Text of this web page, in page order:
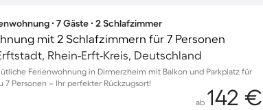
∙ 7 Gäste ∙ 2 Schlafzimmer
mit 2 Schlafzimmern für 7 Personen
Rhein-Erft-Kreis, Deutschland
Ferienwohnung in Dirmerzheim mit Balkon und Parkplatz für
7 Personen – Ihr perfekter Rückzugsort!
ab 142 €